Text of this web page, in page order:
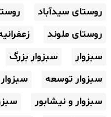
روستای سیدآباد
روستای ملوند
سبزوار
سبزوار بزرگ
سبزوار توسعه
سبزوار و نیشابور